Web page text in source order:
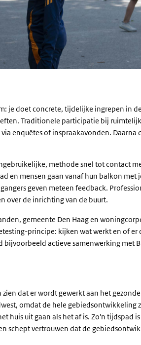
je doet concrete, tijdelijke ingrepen in
Traditionele participatie bij
enquêtes of inspraakavonden. Daarna
methode snel tot contact
en mensen gaan vanaf hun balkon met
geven meteen feedback.
over de inrichting van de buurt.
gemeente Den Haag en
-principe: kijken wat werkt en of er
actieve samenwerking met
zien dat er wordt gewerkt aan het
omdat de hele gebiedsontwikkeling
huis uit gaan als het af is. Zo'n tijdspad
schept vertrouwen dat de